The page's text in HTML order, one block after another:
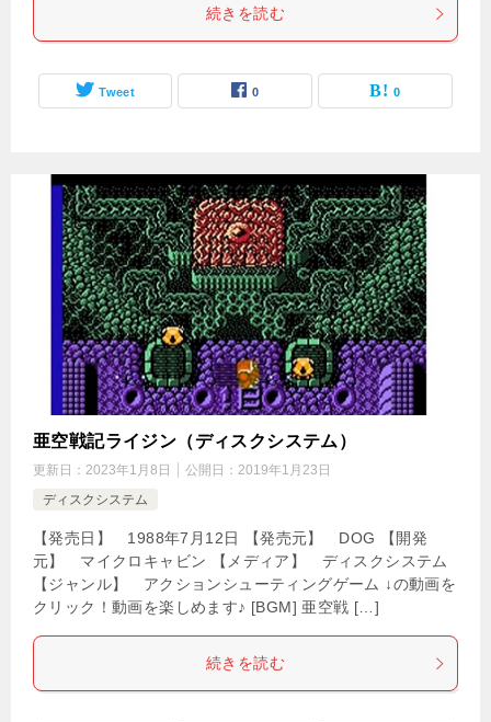
続きを読む
Tweet 0 0
亜空戦記ライジン（ディスクシステム）
更新日： 2023年1月8日 公開日： 2019年1月23日
ディスクシステム
【発売日】 1988年7月12日 【発売元】 DOG 【開発
元】 マイクロキャビン 【メディア】 ディスクシステム
【ジャンル】 アクションシューティングゲーム ↓の動画を
クリック！動画を楽しめます♪ [BGM] 亜空戦 […]
続きを読む